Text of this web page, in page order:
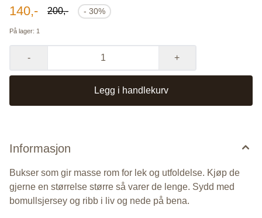
140,- 200,- - 30%
På lager: 1
- +
Legg i handlekurv
Informasjon
Bukser som gir masse rom for lek og utfoldelse. Kjøp de
gjerne en størrelse større så varer de lenge. Sydd med
bomullsjersey og ribb i liv og nede på bena.